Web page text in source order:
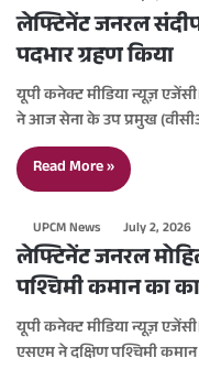
लेफ्टिनेंट जनरल
पदभार ग्रहण किया
यूपी कनेक्ट मीडिया न्यूज़
ने आज सेना के उप प्रमुख
Read More »
UPCM News July 2, 2026
लेफ्टिनेंट जनरल
पश्चिमी कमान का
यूपी कनेक्ट मीडिया न्यूज़
एसएम ने दक्षिण पश्चिमी